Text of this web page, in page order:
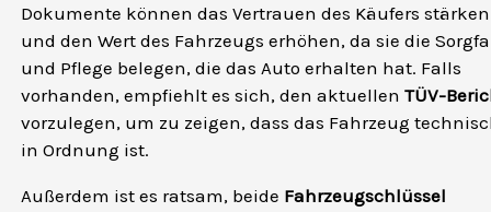
Dokumente können das Vertrauen des Käufers stärken
und den Wert des Fahrzeugs erhöhen, da sie die
und Pflege belegen, die das Auto erhalten hat. Falls
vorhanden, empfiehlt es sich, den aktuellen TÜV-
vorzulegen, um zu zeigen, dass das Fahrzeug
in Ordnung ist.
Außerdem ist es ratsam, beide Fahrzeugschlüssel